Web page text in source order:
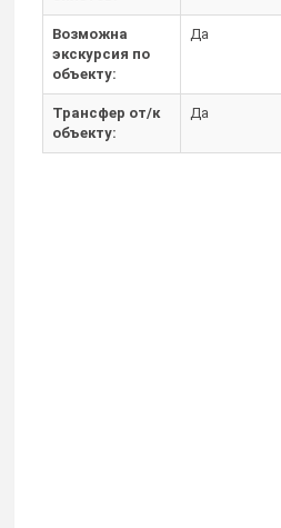
Возможна
экскурсия по
объекту:
Да
Трансфер от/к
объекту:
Да